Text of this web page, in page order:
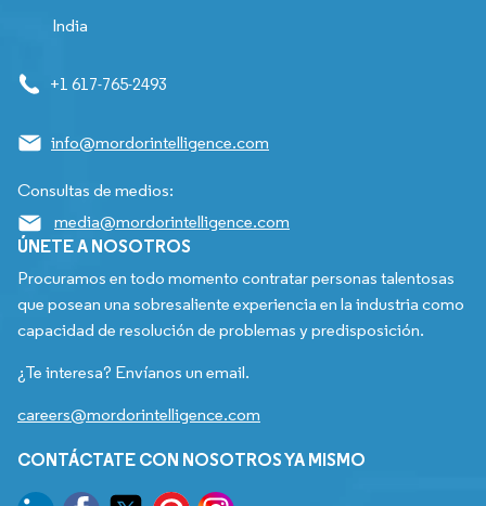
India
+1 617-765-2493
info@mordorintelligence.com
Consultas de medios:
media@mordorintelligence.com
ÚNETE A NOSOTROS
Procuramos en todo momento contratar personas talentosas
que posean una sobresaliente experiencia en la industria como
capacidad de resolución de problemas y predisposición.
¿Te interesa? Envíanos un email.
careers@mordorintelligence.com
CONTÁCTATE CON NOSOTROS YA MISMO